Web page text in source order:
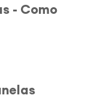
- Como